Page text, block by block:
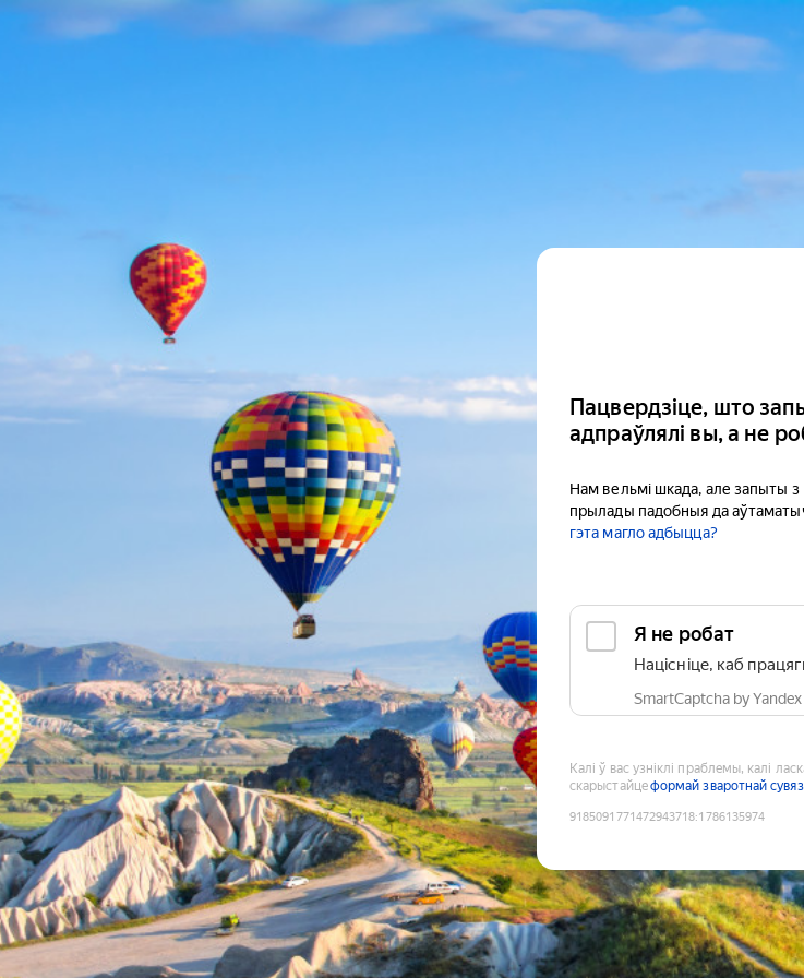
Пацвердзіце, што
адпраўлялі вы, а не
Нам вельмі шкада, але запыты
прылады падобныя да
гэта магло адбыцца?
Я не робат
Націсніце, каб
SmartCaptcha by
Калі ў вас узніклі праблемы, калі
скарыстайцеформай зваротнай
9185091771472943718:1786135974